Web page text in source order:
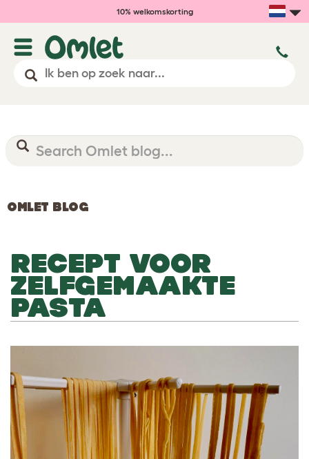
10% welkomskorting
OMLET BLOG
RECEPT VOOR
ZELFGEMAAKTE
PASTA